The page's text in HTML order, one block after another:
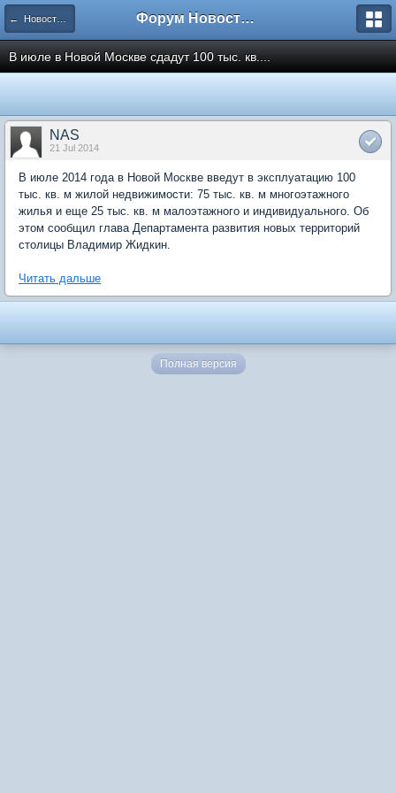
← Новости рынка недвижимости Форум Новостройки
В июле в Новой Москве сдадут 100 тыс. кв....
NAS
21 Jul 2014
В июле 2014 года в Новой Москве введут в эксплуатацию 100
тыс. кв. м жилой недвижимости: 75 тыс. кв. м многоэтажного
жилья и еще 25 тыс. кв. м малоэтажного и индивидуального. Об
этом сообщил глава Департамента развития новых территорий
столицы Владимир Жидкин.
Читать дальше
Полная версия